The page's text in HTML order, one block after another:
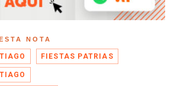
NOTA
FIESTAS PATRIAS